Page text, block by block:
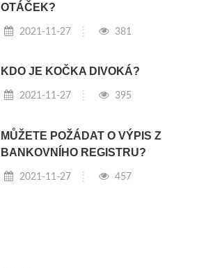
OTÁČEK?
2021-11-27 381
KDO JE KOČKA DIVOKÁ?
2021-11-27 395
MŮŽETE POŽÁDAT O VÝPIS Z
BANKOVNÍHO REGISTRU?
2021-11-27 457